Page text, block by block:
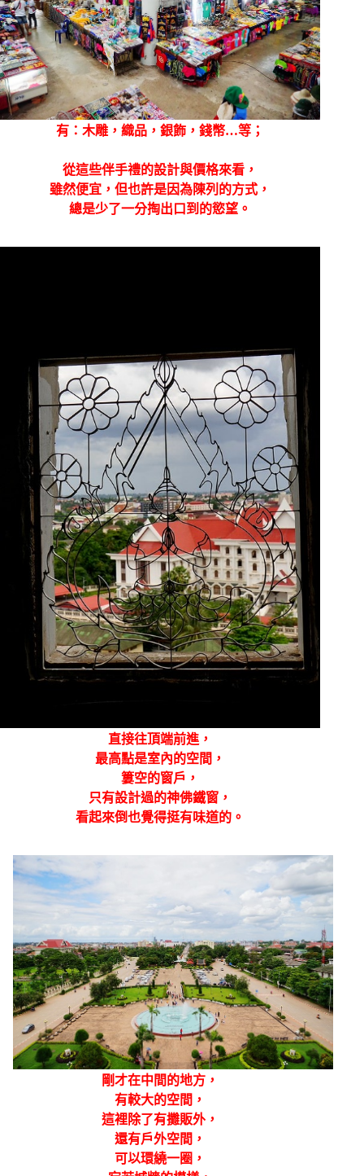
有：木雕，織品，銀飾，錢幣…等；
從這些伴手禮的設計與價格來看，
雖然便宜，但也許是因為陳列的方式，
總是少了一分掏出口到的慾望。
直接往頂端前進，
最高點是室內的空間，
簍空的窗戶，
只有設計過的神佛鐵窗，
看起來倒也覺得挺有味道的。
剛才在中間的地方，
有較大的空間，
這裡除了有攤販外，
還有戶外空間，
可以環繞一圈，